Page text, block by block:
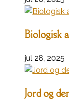
Biologisk
jul 28, 2025
Jord og